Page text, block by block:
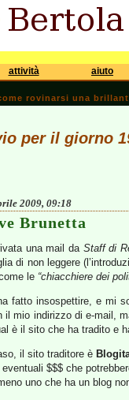
attività aiuto
rovinarsi una
per il giorno
2009, 09:18
Brunetta
una mail da Staff di
di non leggere
le “chiacchiere dei
fatto insospettire, e mi
il mio indirizzo di e-mail,
è il sito che ha tradito e
il sito traditore è
$$$ che
uno che ha un blog